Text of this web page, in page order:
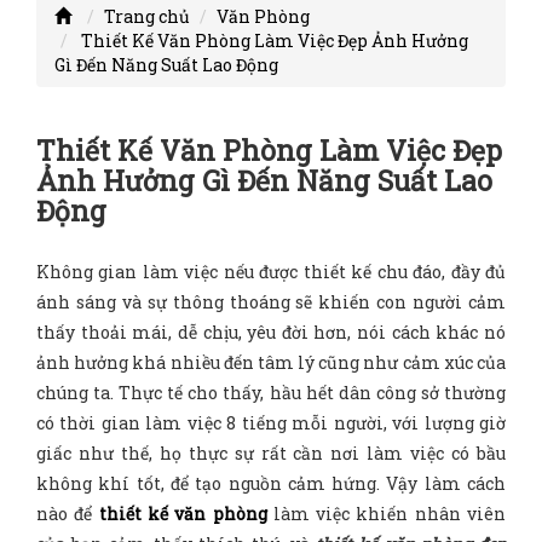
Trang chủ
Văn Phòng
Thiết Kế Văn Phòng Làm Việc Đẹp Ảnh Hưởng
Gì Đến Năng Suất Lao Động
Thiết Kế Văn Phòng Làm Việc Đẹp
Ảnh Hưởng Gì Đến Năng Suất Lao
Động
Không gian làm việc nếu được thiết kế chu đáo, đầy đủ
ánh sáng và sự thông thoáng sẽ khiến con người cảm
thấy thoải mái, dễ chịu, yêu đời hơn, nói cách khác nó
ảnh hưởng khá nhiều đến tâm lý cũng như cảm xúc của
chúng ta. Thực tế cho thấy, hầu hết dân công sở thường
có thời gian làm việc 8 tiếng mỗi người, với lượng giờ
giấc như thế, họ thực sự rất cần nơi làm việc có bầu
không khí tốt, để tạo nguồn cảm hứng. Vậy làm cách
nào để thiết kế văn phònglàm việc khiến nhân viên